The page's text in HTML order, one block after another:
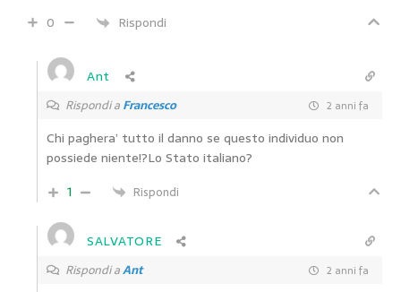
0
Rispondi
Ant
Rispondi aFrancesco 2 anni fa
Chi paghera’ tutto il danno se questo individuo non
possiede niente!?Lo Stato italiano?
1
Rispondi
SALVATORE
Rispondi aAnt 2 anni fa